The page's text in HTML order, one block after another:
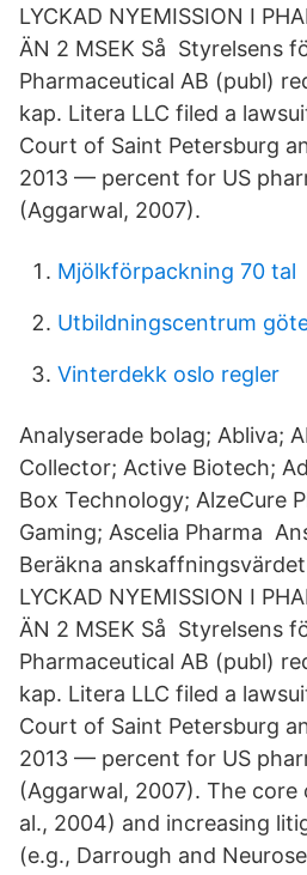
LYCKAD NYEMISSION I
ÄN 2 MSEK Så Styrelsens
Pharmaceutical AB (publ)
kap. Litera LLC filed a
Court of Saint Petersburg
2013 — percent for US
(Aggarwal, 2007).
Mjölkförpackning 70 tal
Utbildningscentrum
Vinterdekk oslo regler
Analyserade bolag; Abliva;
Collector; Active Biotech;
Box Technology; AlzeCure
Gaming; Ascelia Pharma
Beräkna
LYCKAD NYEMISSION I
ÄN 2 MSEK Så Styrelsens
Pharmaceutical AB (publ)
kap. Litera LLC filed a
Court of Saint Petersburg
2013 — percent for US
(Aggarwal, 2007). The
al., 2004) and increasing
(e.g., Darrough and